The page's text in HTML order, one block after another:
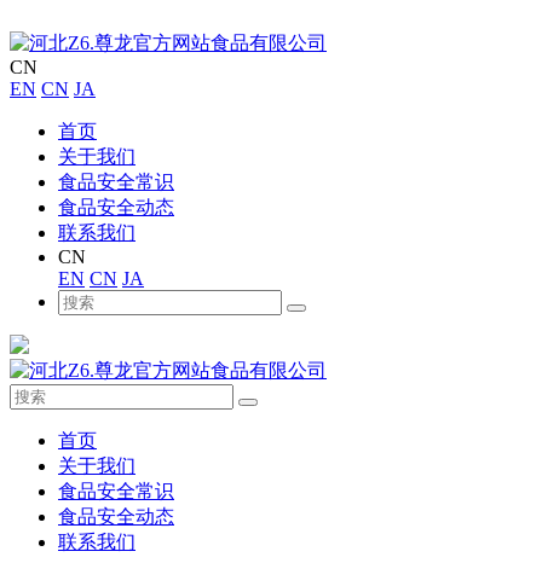
CN
EN CN JA
首页
关于我们
食品安全常识
食品安全动态
联系我们
CN
EN CN JA
首页
关于我们
食品安全常识
食品安全动态
联系我们